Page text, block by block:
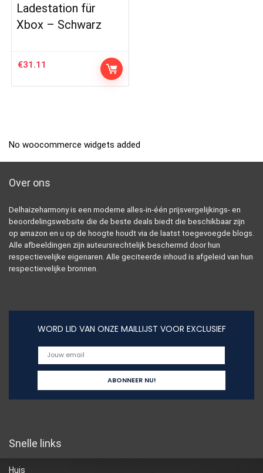
Ladestation für
Xbox – Schwarz
€31.11
No woocommerce widgets added
Over ons
Delhaizeharmony is een moderne alles-in-één prijsvergelijkings- en
beoordelingswebsite die de beste deals biedt die beschikbaar zijn
op amazon en u op de hoogte houdt via de laatst toegevoegde blogs.
Alle afbeeldingen zijn auteursrechtelijk beschermd door hun
respectievelijke eigenaren. Alle geciteerde inhoud is afgeleid van hun
respectievelijke bronnen.
WORD LID VAN ONZE MAILLIJST VOOR EXCLUSIEF
Snelle links
Huis